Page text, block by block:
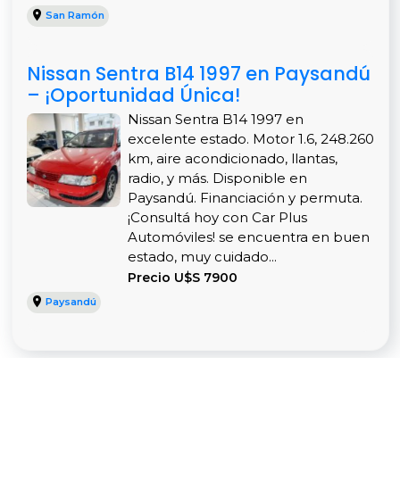
San Ramón
Nissan Sentra B14 1997 en Paysandú
– ¡Oportunidad Única!
Nissan Sentra B14 1997 en
excelente estado. Motor 1.6, 248.260
km, aire acondicionado, llantas,
radio, y más. Disponible en
Paysandú. Financiación y permuta.
¡Consultá hoy con Car Plus
Automóviles! se encuentra en buen
estado, muy cuidado...
Precio U$S 7900
Paysandú